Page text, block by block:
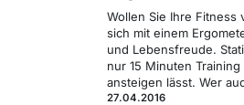
Wollen Sie Ihre Fitness
sich mit einem
und Lebensfreude.
nur 15 Minuten
ansteigen lässt. Wer
27.04.2016